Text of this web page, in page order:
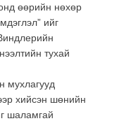
өөрийн нөхөр
ийг
тухай
мухлагууд
хийсэн шөнийн
шаламгай